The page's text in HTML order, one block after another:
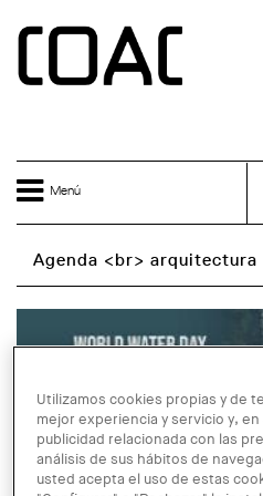
Menú
Agenda <br> arquitectura
Utilizamos cookies propias y de
mejor experiencia y servicio y,
publicidad relacionada con las
análisis de sus hábitos de
usted acepta el uso de estas